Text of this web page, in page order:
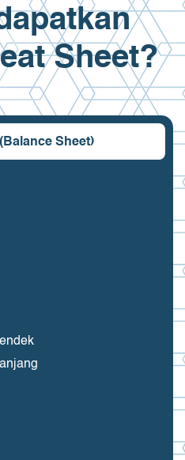
Sheet?
Sheet)